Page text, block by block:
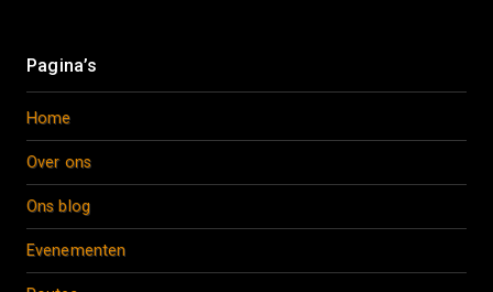
Pagina’s
Home
Over ons
Ons blog
Evenementen